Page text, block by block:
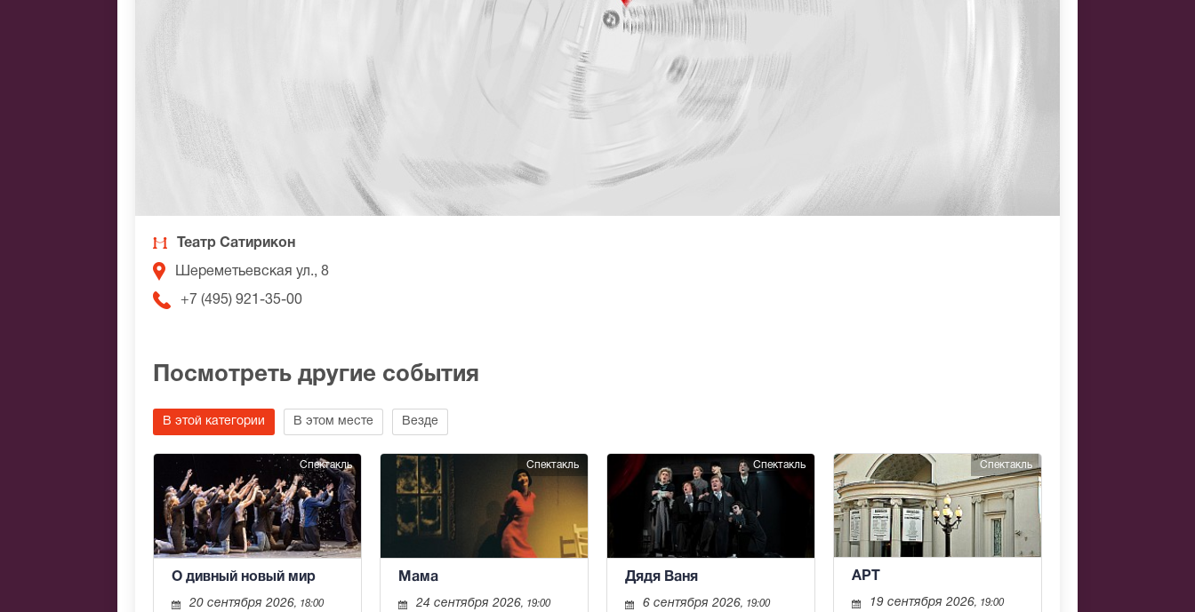
Театр Сатирикон
Шереметьевская ул., 8
+7 (495) 921-35-00
Посмотреть другие события
В этой категории В этом месте Везде
Спектакль
О дивный новый мир
20 сентября 2026, 18:00
Спектакль
Мама
24 сентября 2026, 19:00
Спектакль
Дядя Ваня
6 сентября 2026, 19:00
Спектакль
АРТ
19 сентября 2026, 19:00